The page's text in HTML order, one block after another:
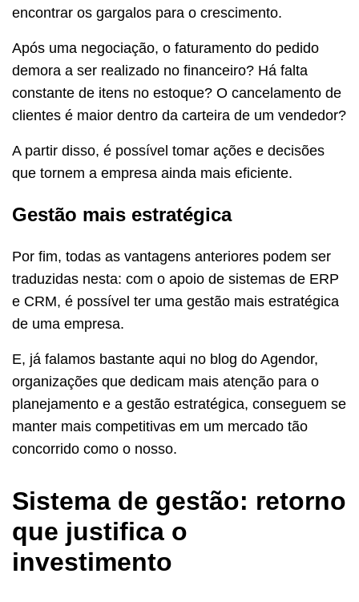
encontrar os gargalos para o crescimento.
Após uma negociação, o faturamento do pedido
demora a ser realizado no financeiro? Há falta
constante de itens no estoque? O cancelamento de
clientes é maior dentro da carteira de um vendedor?
A partir disso, é possível tomar ações e decisões
que tornem a empresa ainda mais eficiente.
Gestão mais estratégica
Por fim, todas as vantagens anteriores podem ser
traduzidas nesta: com o apoio de sistemas de ERP
e CRM, é possível ter uma gestão mais estratégica
de uma empresa.
E, já falamos bastante aqui no blog do Agendor,
organizações que dedicam mais atenção para o
planejamento e a gestão estratégica, conseguem se
manter mais competitivas em um mercado tão
concorrido como o nosso.
Sistema de gestão: retorno
que justifica o
investimento